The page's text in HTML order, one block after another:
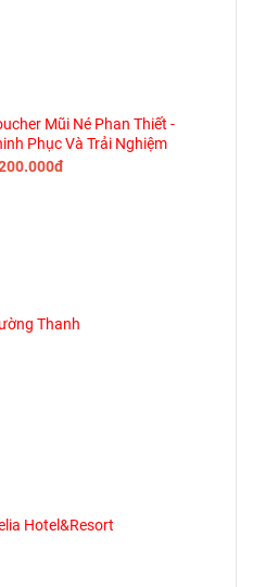
Mũi Né Phan Thiết -
Phục Và Trải Nghiệm
Thanh
Hotel&Resort